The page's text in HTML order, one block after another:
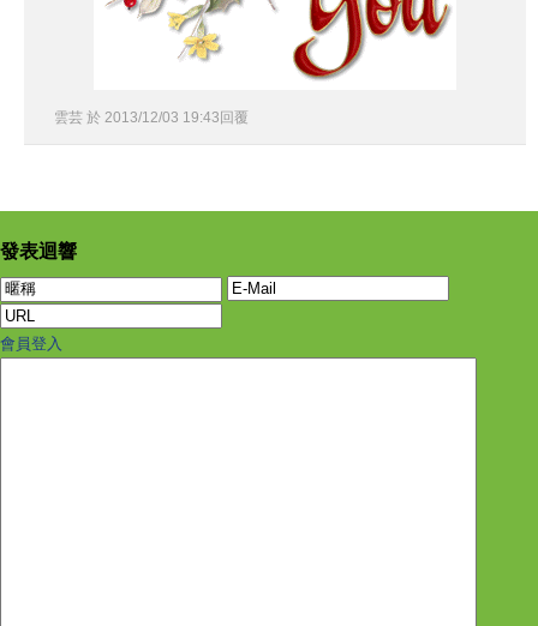
雲芸 於 2013/12/03 19:43 回覆
發表迴響
會員登入